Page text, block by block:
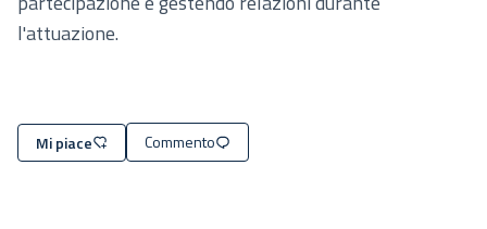
l'attuazione.
Mi piace Commento